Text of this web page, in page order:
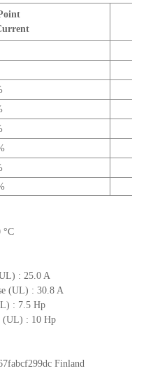
°C
: 25.0 A
(UL) : 30.8 A
: 7.5 Hp
(UL) : 10 Hp
Finland